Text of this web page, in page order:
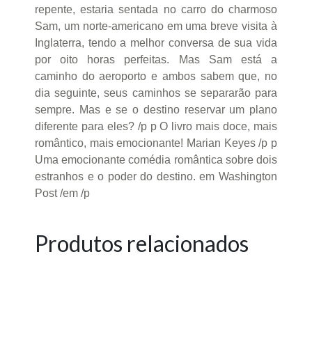
repente, estaria sentada no carro do charmoso
Sam, um norte-americano em uma breve visita à
Inglaterra, tendo a melhor conversa de sua vida
por oito horas perfeitas. Mas Sam está a
caminho do aeroporto e ambos sabem que, no
dia seguinte, seus caminhos se separarão para
sempre. Mas e se o destino reservar um plano
diferente para eles? /p p O livro mais doce, mais
romântico, mais emocionante! Marian Keyes /p p
Uma emocionante comédia romântica sobre dois
estranhos e o poder do destino. em Washington
Post /em /p
Produtos relacionados